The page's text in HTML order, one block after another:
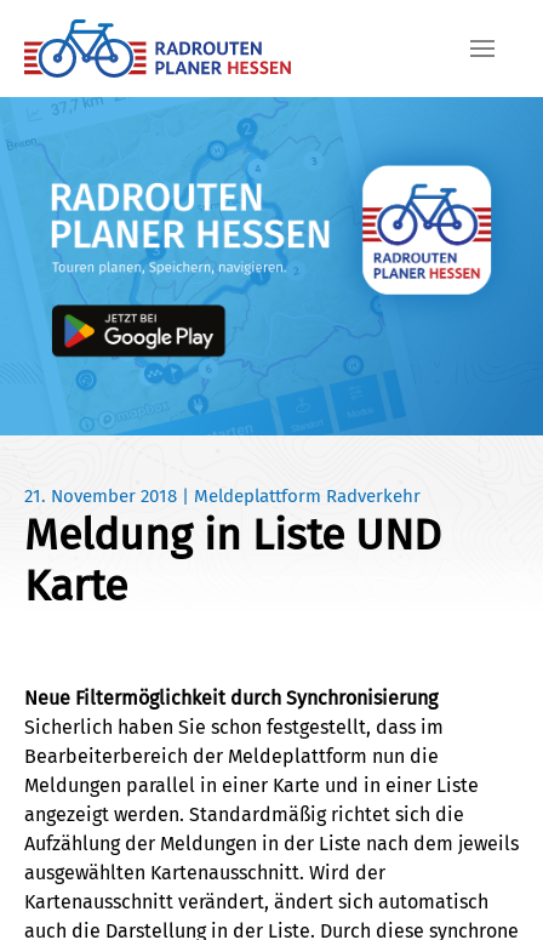
Skip to main content
21. November 2018 | Meldeplattform Radverkehr
Meldung in Liste UND
Karte
Neue Filtermöglichkeit durch Synchronisierung
Sicherlich haben Sie schon festgestellt, dass im
Bearbeiterbereich der Meldeplattform nun die
Meldungen parallel in einer Karte und in einer Liste
angezeigt werden. Standardmäßig richtet sich die
Aufzählung der Meldungen in der Liste nach dem jeweils
ausgewählten Kartenausschnitt. Wird der
Kartenausschnitt verändert, ändert sich automatisch
auch die Darstellung in der Liste. Durch diese synchrone